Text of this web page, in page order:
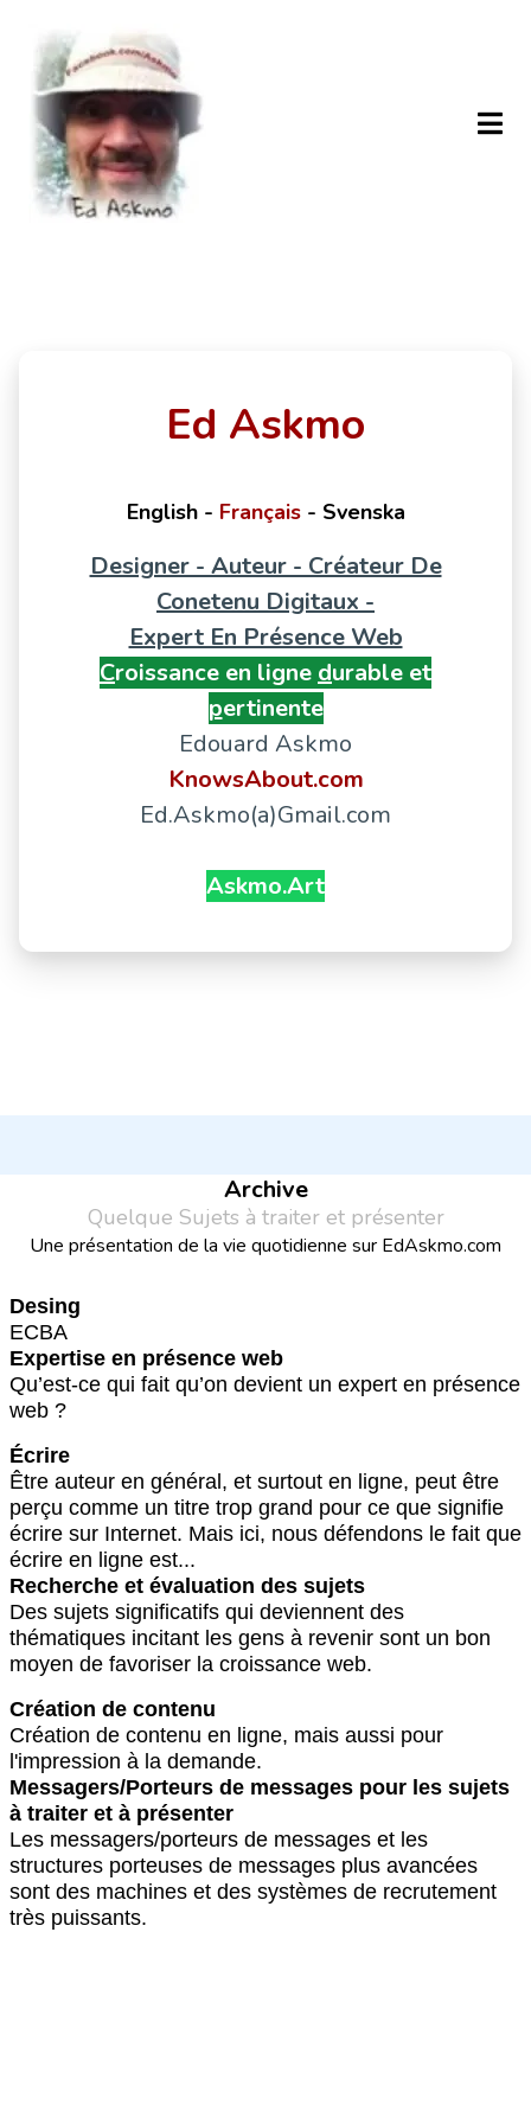
Ed Askmo
English- Français- Svenska
Designer - Auteur - Créateur De
Conetenu Digitaux -
Expert En Présence Web
Croissance en ligne durable et
pertinente
Edouard Askmo
KnowsAbout.com
Ed.Askmo(a)Gmail.com
Askmo.Art
Archive
Quelque Sujets à traiter et présenter
Une présentation de la vie quotidienne sur EdAskmo.com
Desing
ECBA
Expertise en présence web
Qu’est-ce qui fait qu’on devient un expert en présence
web ?
Écrire
Être auteur en général, et surtout en ligne, peut être
perçu comme un titre trop grand pour ce que signifie
écrire sur Internet. Mais ici, nous défendons le fait que
écrire en ligne est...
Recherche et évaluation des sujets
Des sujets significatifs qui deviennent des
thématiques incitant les gens à revenir sont un bon
moyen de favoriser la croissance web.
Création de contenu
Création de contenu en ligne, mais aussi pour
l'impression à la demande.
Messagers/Porteurs de messages pour les sujets
à traiter et à présenter
Les messagers/porteurs de messages et les
structures porteuses de messages plus avancées
sont des machines et des systèmes de recrutement
très puissants.